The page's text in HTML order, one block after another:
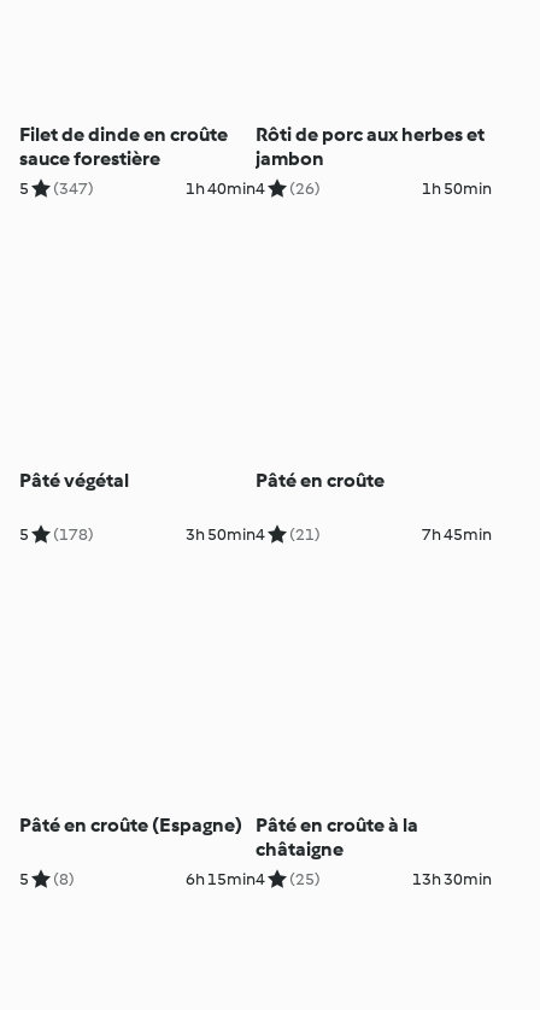
Filet de dinde en croûte
sauce forestière
5 (347) 1h 40min
Rôti de porc aux herbes et
jambon
4 (26) 1h 50min
Pâté végétal
5 (178) 3h 50min
Pâté en croûte
4 (21) 7h 45min
Pâté en croûte (Espagne)
5 (8) 6h 15min
Pâté en croûte à la
châtaigne
4 (25) 13h 30min